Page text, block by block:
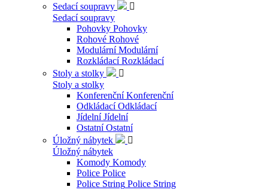
Sedací soupravy

Sedací soupravy
Pohovky Pohovky
Rohové Rohové
Modulární Modulární
Rozkládací Rozkládací
Stoly a stolky

Stoly a stolky
Konferenční Konferenční
Odkládací Odkládací
Jídelní Jídelní
Ostatní Ostatní
Úložný nábytek

Úložný nábytek
Komody Komody
Police Police
Police String Police String